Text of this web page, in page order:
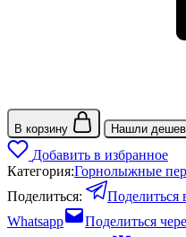
В корзину Нашли
Добавить в избранное
Категория:Горнолыжные
Поделиться:
Поделиться
Whatsapp
Поделиться